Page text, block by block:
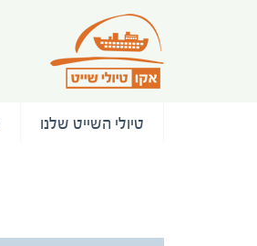
טיולי השייט שלנו